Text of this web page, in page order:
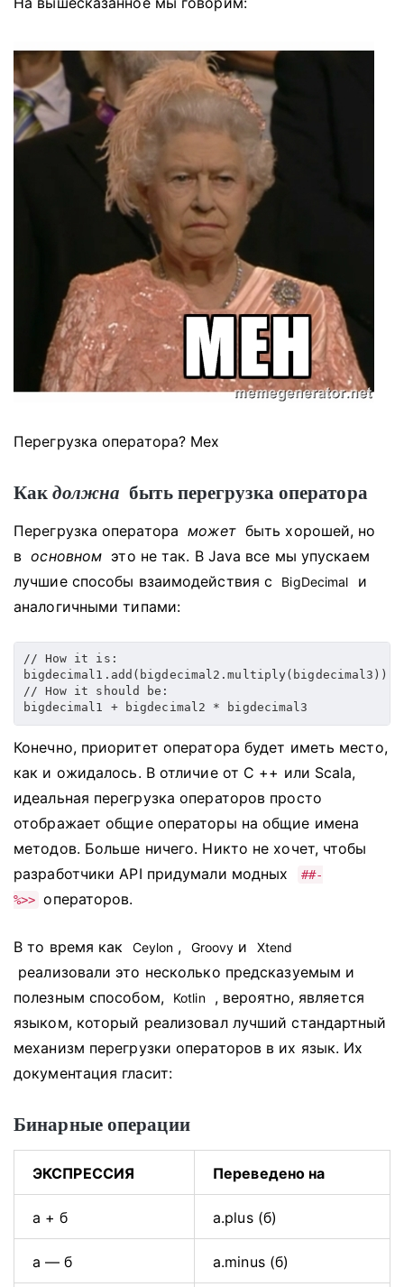
Перегрузка оператора? Мех
Какдолжна быть перегрузка оператора
Перегрузка оператораможетбыть хорошей, но
восновном это не так. В Java все мы упускаем
лучшие способы взаимодействия с
BigDecimal
и
аналогичными типами:
// How it is:
bigdecimal1.add(bigdecimal2.multiply(bigdecimal3));
// How it should be:
bigdecimal1 + bigdecimal2 * bigdecimal3
Конечно, приоритет оператора будет иметь место,
как и ожидалось. В отличие от C ++ или Scala,
идеальная перегрузка операторов просто
отображает общие операторы на общие имена
методов. Больше ничего. Никто не хочет, чтобы
разработчики API придумали модных
##-
%>> операторов.
В то время как Ceylon , Groovy и Xtend
реализовали это несколько предсказуемым и
полезным способом,
Kotlin, вероятно, является
языком, который реализовал лучший стандартный
механизм перегрузки операторов в их язык. Их
документация гласит:
Бинарные операции
ЭКСПРЕССИЯ Переведено на
а + б a.plus (б)
а — б a.minus (б)